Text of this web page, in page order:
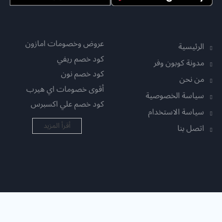
الرئيسية
مدونة كوبون وفر
من نحن
سياسة الخصوصية
سياسة الاستخدام
اتصل بنا
عروض وخصومات امازون
كود خصم ريفي
كود خصم نون
أقوى خصومات اي هيرب
كود خصم علي اكسبرس
أقرأ المزيد